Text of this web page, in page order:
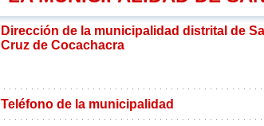
Dirección de la municipalidad distrital de
Cruz de Cocachacra
Teléfono de la municipalidad